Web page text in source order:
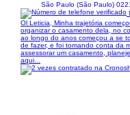
São Paulo (São Paulo)
Ol Leticia, Minha trajetória
organizar o casamento dela, no
ao longo do anos começou a se
de fazer, e foi tomando conta da
assessorar um casamento,
aqui...